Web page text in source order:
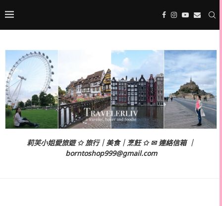
莉芙小姐愛旅遊 ✩ 旅行｜美食｜烹飪 ✩ ✉ 連絡信箱 ｜
borntoshop999@gmail.com